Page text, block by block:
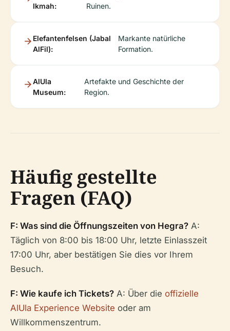
Ikmah:
Ruinen.
Elefantenfelsen (Jabal
AlFil):
Markante natürliche
Formation.
AlUla
Museum:
Artefakte und Geschichte der
Region.
Häufig gestellte
Fragen (FAQ)
F: Was sind die Öffnungszeiten von Hegra? A:
Täglich von 8:00 bis 18:00 Uhr, letzte Einlasszeit
17:00 Uhr, aber bestätigen Sie dies vor Ihrem
Besuch.
F: Wie kaufe ich Tickets? A: Über die offizielle
AlUla Experience Website oder am
Willkommenszentrum.